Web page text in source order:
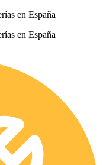
en España
en España